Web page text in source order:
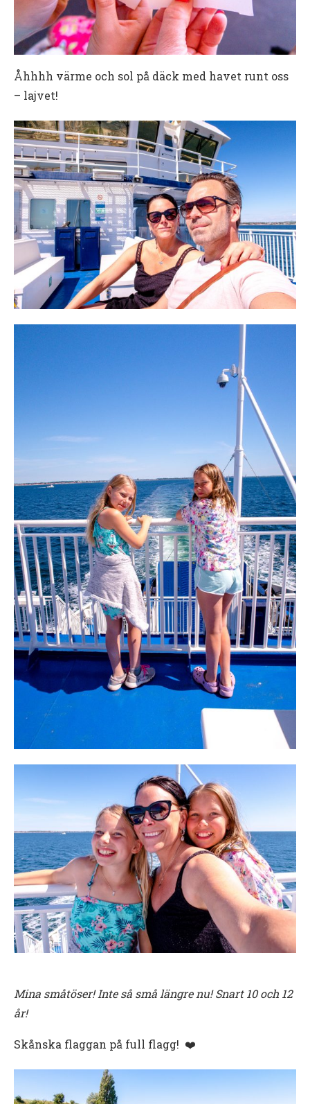
Åhhhh värme och sol på däck med havet runt oss
– lajvet!
Mina småtöser! Inte så små längre nu! Snart 10 och 12
år!
Skånska flaggan på full flagg! ❤️